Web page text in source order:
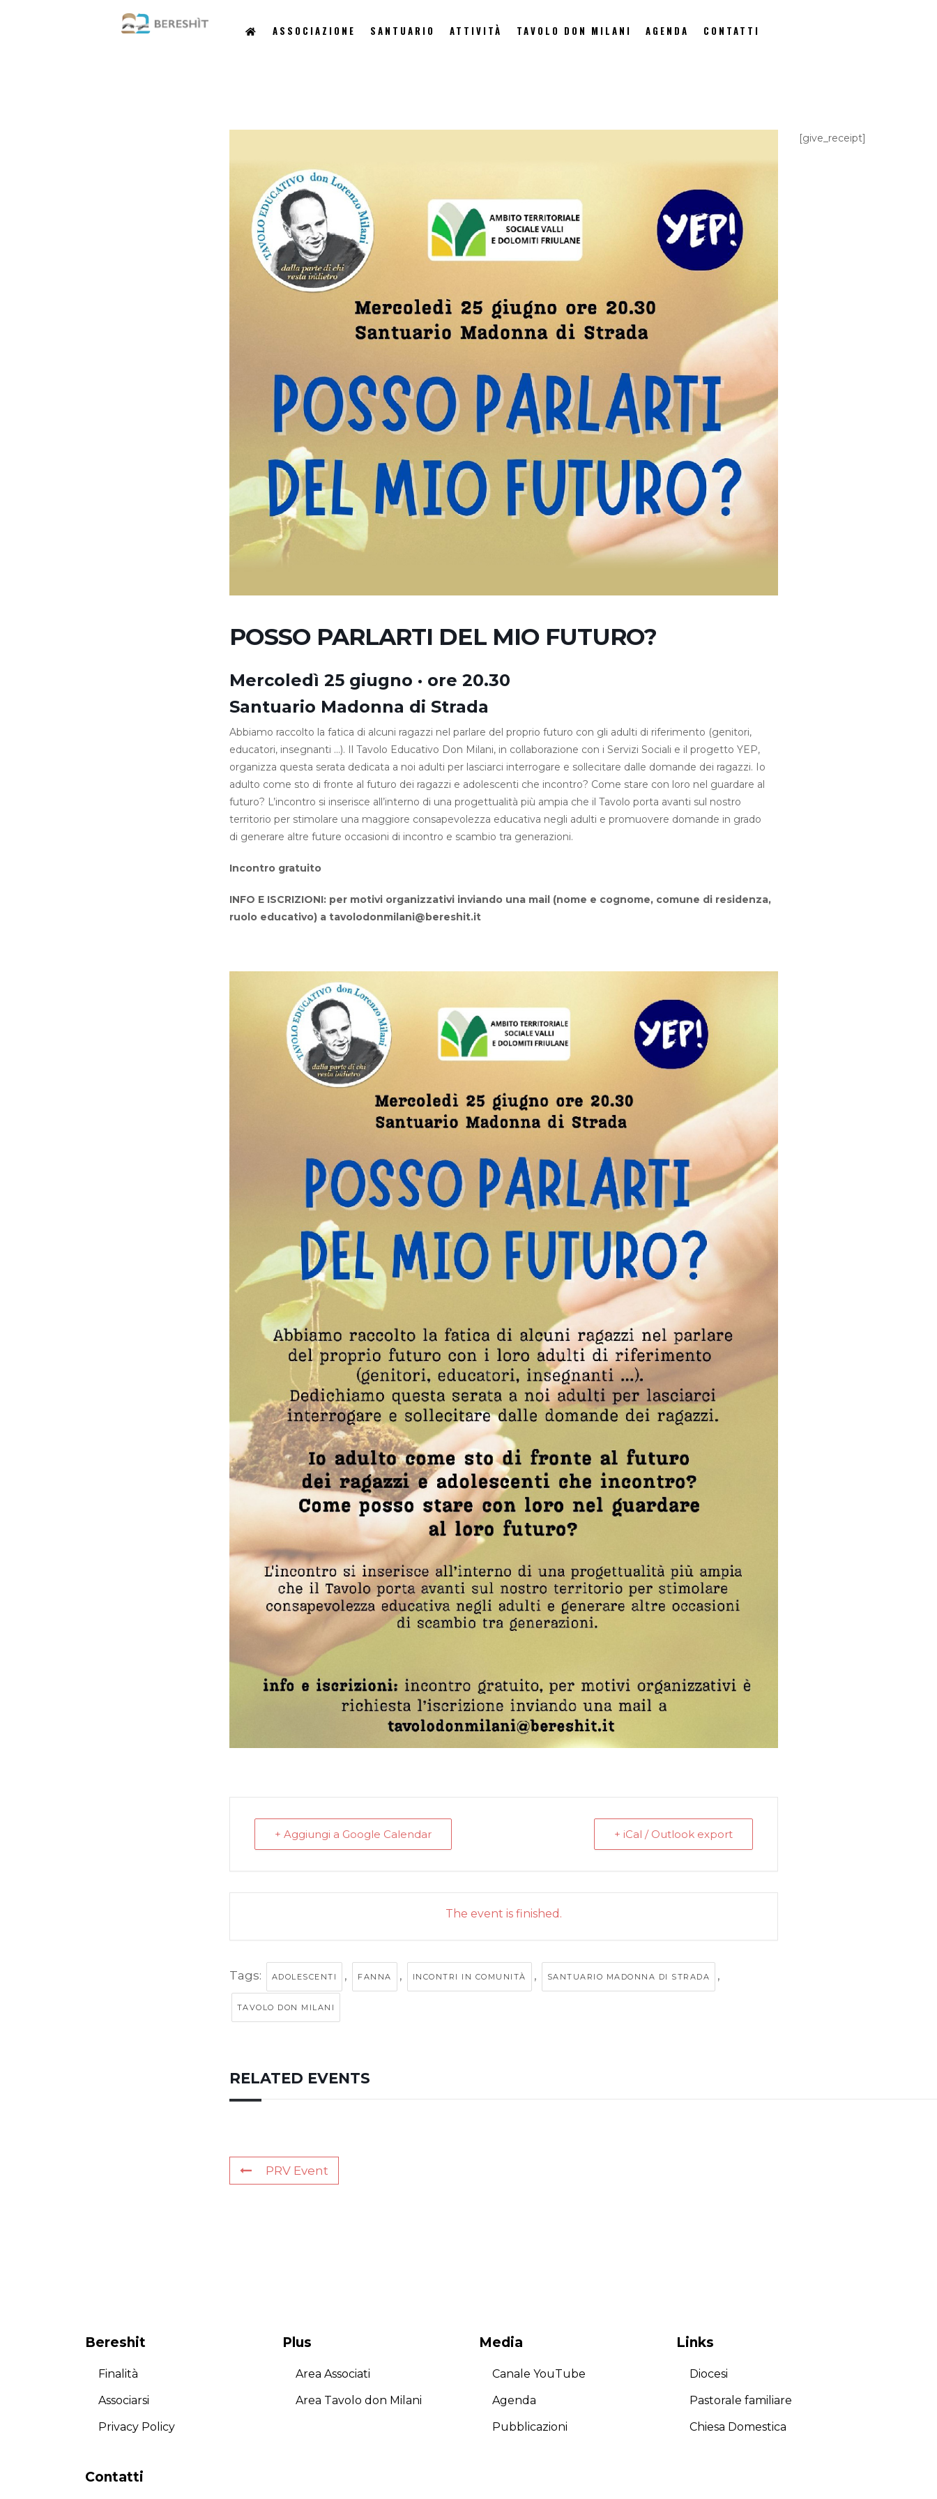
ASSOCIAZIONE SANTUARIO ATTIVITÀ TAVOLO DON MILANI AGENDA CONTATTI
POSSO PARLARTI DEL MIO FUTURO?
Mercoledì 25 giugno · ore 20.30
Santuario Madonna di Strada
Abbiamo raccolto la fatica di alcuni ragazzi nel parlare del proprio futuro con gli adulti di riferimento (genitori,
educatori, insegnanti …). Il Tavolo Educativo Don Milani, in collaborazione con i Servizi Sociali e il progetto YEP,
organizza questa serata dedicata a noi adulti per lasciarci interrogare e sollecitare dalle domande dei ragazzi. Io
adulto come sto di fronte al futuro dei ragazzi e adolescenti che incontro? Come stare con loro nel guardare al
futuro? L’incontro si inserisce all’interno di una progettualità più ampia che il Tavolo porta avanti sul nostro
territorio per stimolare una maggiore consapevolezza educativa negli adulti e promuovere domande in grado
di generare altre future occasioni di incontro e scambio tra generazioni.
Incontro gratuito
INFO E ISCRIZIONI: per motivi organizzativi inviando una mail (nome e cognome, comune di residenza,
ruolo educativo) a tavolodonmilani@bereshit.it
+ Aggiungi a Google Calendar + iCal / Outlook export
The event is finished.
Tags: ADOLESCENTI , FANNA , INCONTRI IN COMUNITÀ , SANTUARIO MADONNA DI STRADA ,
TAVOLO DON MILANI
[give_receipt]
RELATED EVENTS
PRV Event
Bereshit
Finalità
Associarsi
Privacy Policy
Plus
Area Associati
Area Tavolo don Milani
Media
Canale YouTube
Agenda
Pubblicazioni
Links
Diocesi
Pastorale familiare
Chiesa Domestica
Contatti